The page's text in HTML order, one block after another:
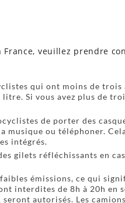
veuillez prendre
qui ont moins de trois
Si vous avez plus de
de porter des
musique ou téléphoner.
intégrés.
gilets réfléchissants en
émissions, ce qui
interdites de 8h à 20h en
autorisés. Les